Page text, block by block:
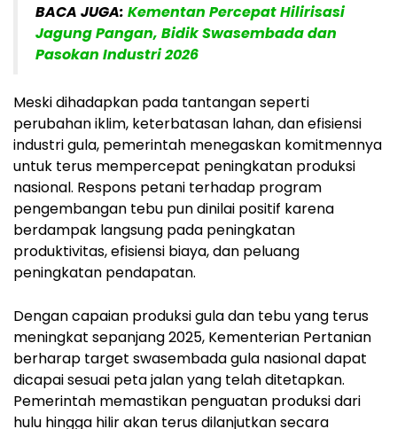
BACA JUGA: Kementan Percepat Hilirisasi
Jagung Pangan, Bidik Swasembada dan
Pasokan Industri 2026
Meski dihadapkan pada tantangan seperti
perubahan iklim, keterbatasan lahan, dan efisiensi
industri gula, pemerintah menegaskan komitmennya
untuk terus mempercepat peningkatan produksi
nasional. Respons petani terhadap program
pengembangan tebu pun dinilai positif karena
berdampak langsung pada peningkatan
produktivitas, efisiensi biaya, dan peluang
peningkatan pendapatan.
Dengan capaian produksi gula dan tebu yang terus
meningkat sepanjang 2025, Kementerian Pertanian
berharap target swasembada gula nasional dapat
dicapai sesuai peta jalan yang telah ditetapkan.
Pemerintah memastikan penguatan produksi dari
hulu hingga hilir akan terus dilanjutkan secara